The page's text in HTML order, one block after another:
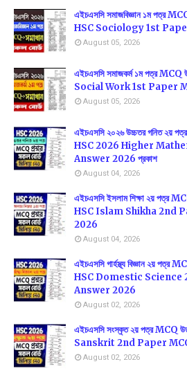
এইচএসসি সমাজবিজ্ঞান ১ম পত্র
HSC Sociology 1st
August 05, 2026
এইচএসসি সমাজকর্ম ১ম পত্র
Social Work 1st Paper
August 05, 2026
এইচএসসি ২০২৬ উচ্চতর গনিত ২য়
HSC 2026 Higher
Answer 2026 প্রকাশ
August 04, 2026
এইচএসসি ইসলাম শিক্ষা ২য় পত্র
HSC Islam Shikha 2nd
2026
August 04, 2026
এইচএসসি গার্হস্থ্য বিজ্ঞান ২য় পত্র
HSC Domestic Science
Answer 2026
August 02, 2026
এইচএসসি সংস্কৃত ২য় পত্র MCQ
Sanskrit 2nd Paper
August 02, 2026